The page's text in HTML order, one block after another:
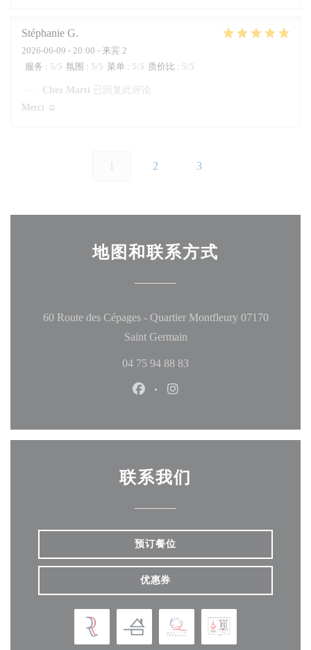
Stéphanie G
2026-06-09 - 20:00 - 来宾 2
服务 : 5/5 氛围 : 5/5 菜单 : 5/5 质价比 : 5/5
Chez Marti 已回复此评论
Merci ☺️
1 2 3
地图和联系方式
60 Route des Cépages - Quartier Montfleury 07170
Saint Germain((在新窗口中打开))
04 75 94 88 83
Facebook ((在新窗口中打开))
联系我们
预订餐位
优惠券